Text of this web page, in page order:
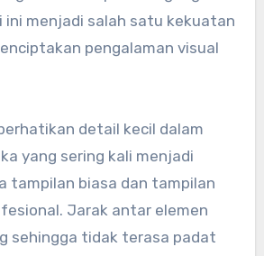
menjadi salah satu kekuatan
pengalaman visual
detail kecil dalam
yang sering kali menjadi
tampilan biasa dan tampilan
Jarak antar elemen
sehingga tidak terasa padat